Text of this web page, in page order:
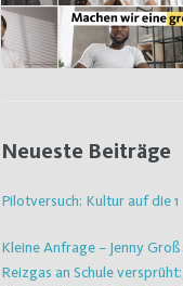
Neueste Beiträge
Pilotversuch: Kultur auf die 1
Kleine Anfrage – Jenny
Reizgas an Schule